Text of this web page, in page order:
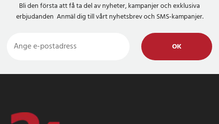
Bli den första att få ta del av nyheter, kampanjer och exklusiva
erbjudanden Anmäl dig till vårt nyhetsbrev och SMS-kampanjer.
OK